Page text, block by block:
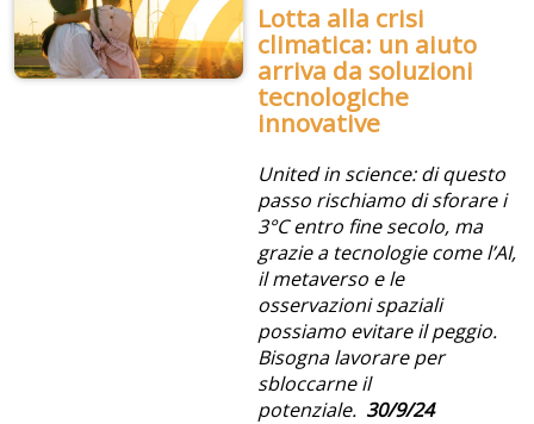
Lotta alla crisi
climatica: un aiuto
arriva da soluzioni
tecnologiche
innovative
United in science: di questo
passo rischiamo di sforare i
3°C entro fine secolo, ma
grazie a tecnologie come l’AI,
il metaverso e le
osservazioni spaziali
possiamo evitare il peggio.
Bisogna lavorare per
sbloccarne il
potenziale. 30/9/24